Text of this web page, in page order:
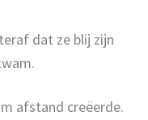
dat ze blij zijn
afstand creëerde.